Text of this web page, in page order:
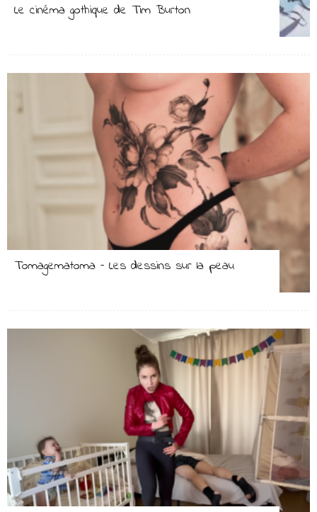
Le cinéma gothique de Tim Burton
Tomagematoma – Les dessins sur la peau